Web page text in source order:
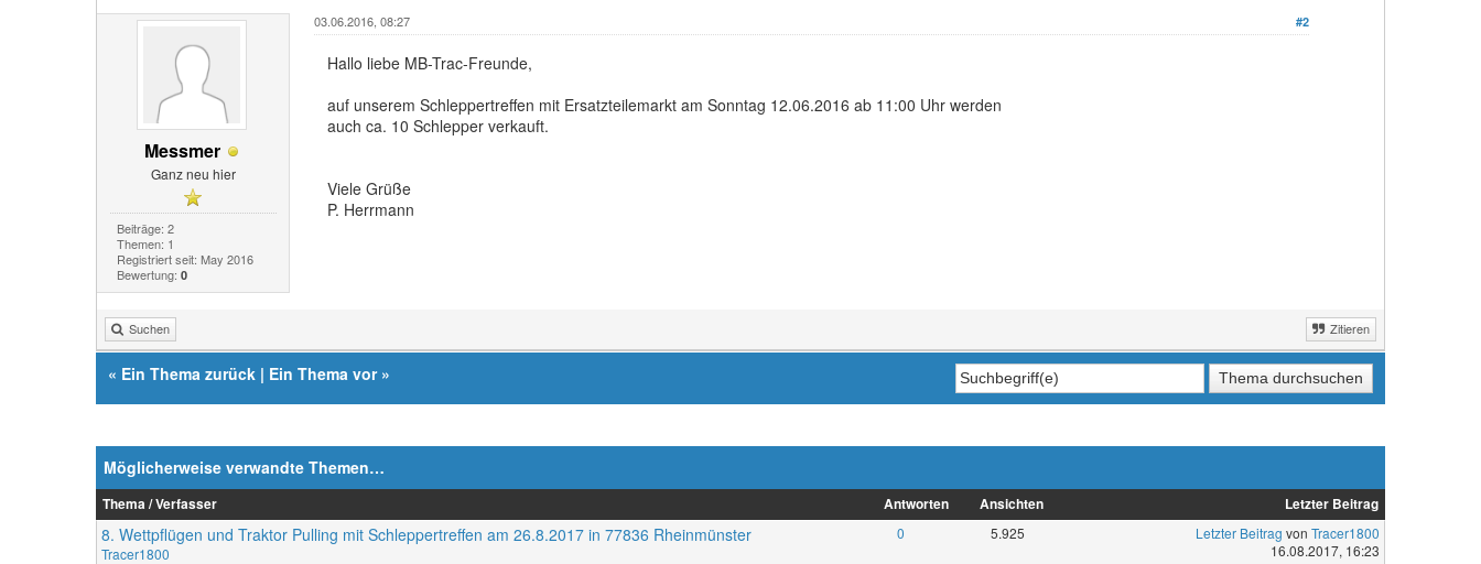
Messmer
Ganz neu hier
Beiträge: 2
Themen: 1
Registriert seit: May 2016
Bewertung: 0
#2
03.06.2016, 08:27
Hallo liebe MB-Trac-Freunde,
auf unserem Schleppertreffen mit Ersatzteilemarkt am Sonntag 12.06.2016 ab 11:00 Uhr werden
auch ca. 10 Schlepper verkauft.
Viele Grüße
P. Herrmann
Suchen Zitieren
« Ein Thema zurück | Ein Thema vor»
Möglicherweise verwandte Themen…
Thema / Verfasser Antworten Ansichten Letzter Beitrag
8. Wettpflügen und Traktor Pulling mit Schleppertreffen am 26.8.2017 in 77836 Rheinmünster
Tracer1800
0 5.925 Letzter Beitrag von Tracer1800
16.08.2017, 16:23